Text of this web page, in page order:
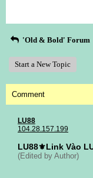
'Old & Bold' Forum
Start a New Topic
Comment
LU88
104.28.157.199
LU88⚜️Link Vào
(Edited by Author)